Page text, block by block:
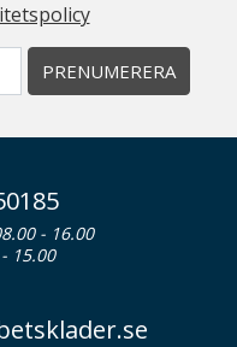
PRENUMERERA
- 16.00
15.00